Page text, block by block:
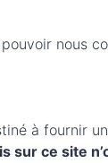
nous
à fournir
ce site